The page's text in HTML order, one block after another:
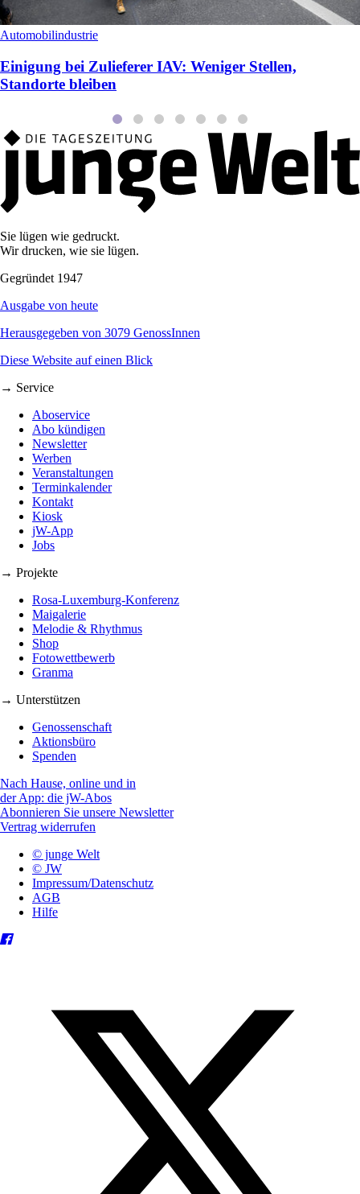
Automobilindustrie
Einigung bei Zulieferer IAV: Weniger Stellen,
Standorte bleiben
Sie lügen wie gedruckt.
Wir drucken, wie sie lügen.
Gegründet 1947
Ausgabe von heute
Herausgegeben von 3079 GenossInnen
Diese Website auf einen Blick
→ Service
Aboservice
Abo kündigen
Newsletter
Werben
Veranstaltungen
Terminkalender
Kontakt
Kiosk
jW-App
Jobs
→ Projekte
Rosa-Luxemburg-Konferenz
Maigalerie
Melodie & Rhythmus
Shop
Fotowettbewerb
Granma
→ Unterstützen
Genossenschaft
Aktionsbüro
Spenden
Nach Hause, online und in
der App: die jW-Abos
Abonnieren Sie unsere Newsletter
Vertrag widerrufen
© junge Welt
© JW
Impressum/Datenschutz
AGB
Hilfe